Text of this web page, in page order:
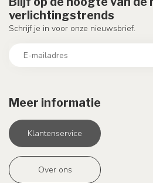
Meer informatie
Klantenservice
Over ons
verlichtingstrends
Schrijf je in voor onze nieuwsbrief.